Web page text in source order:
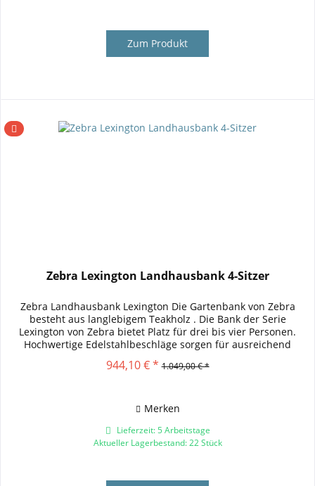
Zum Produkt
Zebra Lexington Landhausbank 4-Sitzer
Zebra Landhausbank Lexington Die Gartenbank von Zebra
besteht aus langlebigem Teakholz . Die Bank der Serie
Lexington von Zebra bietet Platz für drei bis vier Personen.
Hochwertige Edelstahlbeschläge sorgen für ausreichend
Stabilität....
944,10 € * 1.049,00 € *
Merken
Lieferzeit: 5 Arbeitstage
Aktueller Lagerbestand: 22 Stück